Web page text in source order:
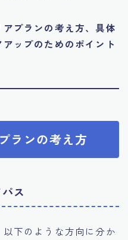
プランの考え方、具体
ップのためのポイント
ランの考え方
ス
下のような方向に分か